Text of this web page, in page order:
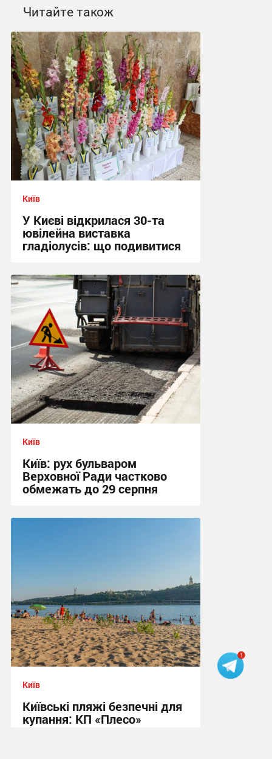
Читайте також
Київ
У Києві відкрилася 30-та
ювілейна виставка
гладіолусів: що подивитися
16:04 сьогодні
Київ
Київ: рух бульваром
Верховної Ради частково
обмежать до 29 серпня
Київ
Київські пляжі безпечні для
купання: КП «Плесо»
оновило дані моніторингу